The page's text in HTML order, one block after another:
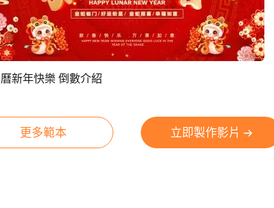
預覽
新年快樂 倒數介紹
更多範本 立即製作影片